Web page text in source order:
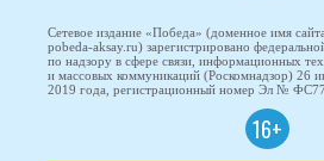
Сетевое издание «Победа» (доменное имя
pobeda-aksay.ru) зарегистрировано
по надзору в сфере связи, информационных
и массовых коммуникаций (Роскомнадзор) 26
2019 года, регистрационный номер Эл №
16+